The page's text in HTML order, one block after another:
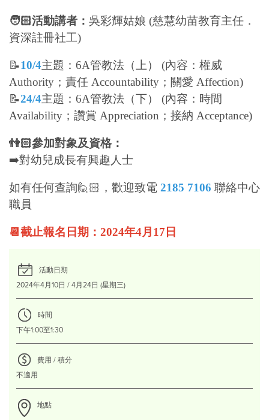
🧑🏻活動講者： 吳彩輝姑娘 (慈慧幼苗教育主任．
資深註冊社工)
📝10/4主題：6A管教法（上） (內容：權威
Authority；責任 Accountability ； 關愛 Affection)
📝24/4主題：6A管教法（下） (內容：時間
Availability；讚賞 Appreciation ； 接納 Acceptance)
👫🏻參加對象及資格：
➡️對幼兒成長有興趣人士
如有任何查詢🙋🏻，歡迎致電 2185 7106 聯絡中心
職員
📆截止報名日期：2024年4月17日
活動日期
2024年4月10日 / 4月24日 (星期三)
時間
下午1:00至1:30
費用 / 積分
不適用
地點